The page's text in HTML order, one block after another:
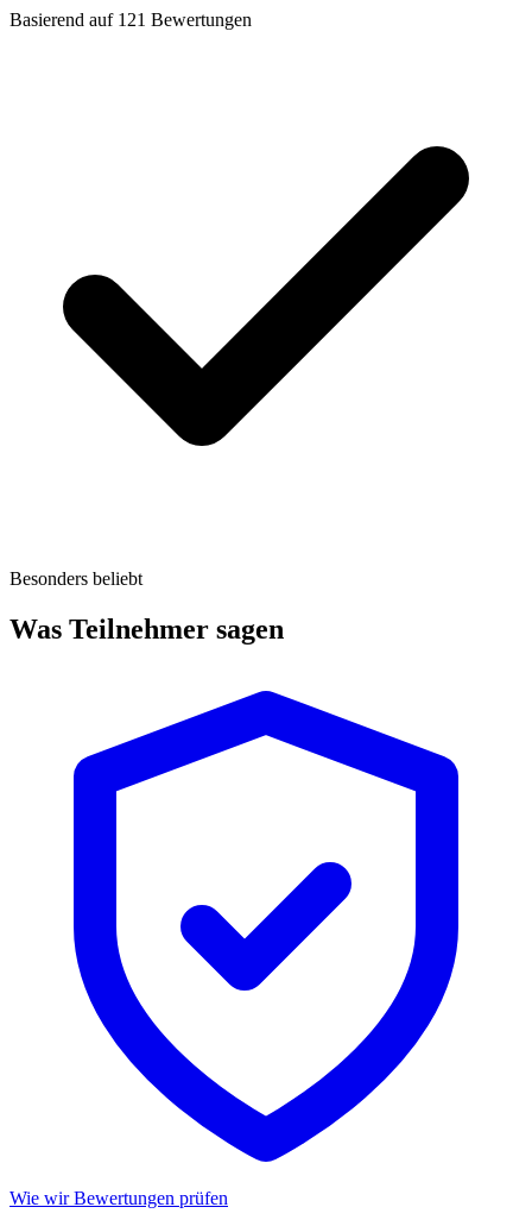
Basierend auf 121 Bewertungen
Besonders beliebt
Was Teilnehmer sagen
Wie wir Bewertungen prüfen